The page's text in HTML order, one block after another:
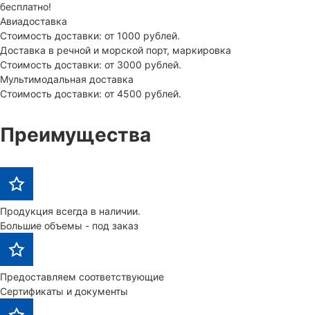
бесплатно!
Авиадоставка
Стоимость доставки: от 1000 рублей.
Доставка в речной и морской порт, маркировка
Стоимость доставки: от 3000 рублей.
Мультимодальная доставка
Стоимость доставки: от 4500 рублей.
Преимущества
Продукция всегда в наличии.
Большие объемы - под заказ
Предоставляем соответствующие
Сертификаты и документы